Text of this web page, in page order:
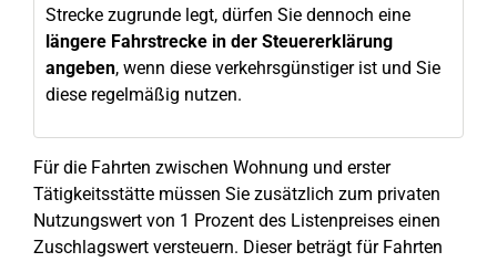
Strecke zugrunde legt, dürfen Sie dennoch eine
längere Fahrstrecke in der Steuererklärung
angeben, wenn diese verkehrsgünstiger ist und Sie
diese regelmäßig nutzen.
Für die Fahrten zwischen Wohnung und erster
Tätigkeitsstätte müssen Sie zusätzlich zum privaten
Nutzungswert von 1 Prozent des Listenpreises einen
Zuschlagswert versteuern. Dieser beträgt für Fahrten